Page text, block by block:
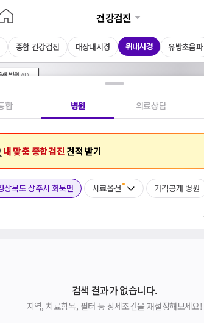
건강검진
종합 건강검진 대장내시경 위내시경 유방초음파
병원AD
합 병원 의료상담
내 맞춤 종합검진 견적 받기
상북도 상주시 화북면 치료옵션 가격공개 병원
검색 결과가 없습니다.
지역, 치료항목, 필터 등 상세조건을 재설정해보세요!